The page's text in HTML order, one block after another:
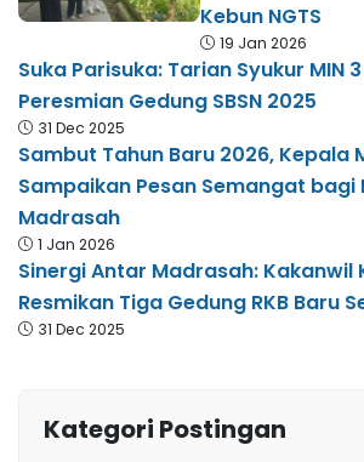
Kebun NGTS
19 Jan 2026
Suka Parisuka: Tarian Syukur MIN
Peresmian Gedung SBSN 2025
31 Dec 2025
Sambut Tahun Baru 2026, Kepala
Sampaikan Pesan Semangat bagi
Madrasah
1 Jan 2026
Sinergi Antar Madrasah: Kakanwil
Resmikan Tiga Gedung RKB Baru
31 Dec 2025
Kategori Postingan